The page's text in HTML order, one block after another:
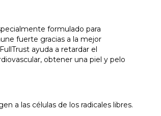
formulado para
fuerte gracias a la mejor
ayuda a retardar el
obtener una piel y pelo
a las células de los radicales libres.